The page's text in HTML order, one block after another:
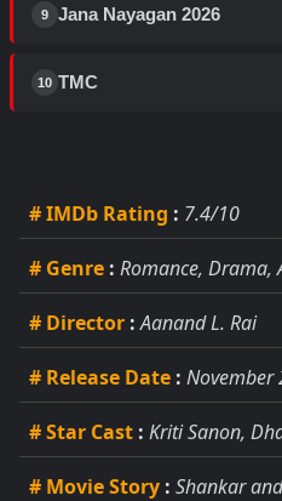
9 Jana Nayagan 2026
10 TMC
# IMDb Rating : 7.4/10
# Genre : Romance, Drama,
# Director : Aanand L. Rai
# Release Date : November
# Star Cast : Kriti Sanon,
# Movie Story : Shankar